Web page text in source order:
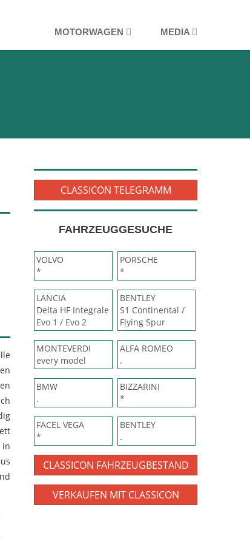
MOTORWAGEN MEDIA
CLASSICON TELEGRAMM
FAHRZEUGGESUCHE
VOLVO
*
PORSCHE
*
LANCIA
Delta HF Integrale
Evo 1 / Evo 2
BENTLEY
S1 Continental /
Flying Spur
MONTEVERDI
every model
ALFA ROMEO
.
BMW
.
BIZZARINI
*
FACEL VEGA
*
BENTLEY
.
CLASSICON FAHRZEUGBESTAND
VERKAUFEN MIT CLASSICON